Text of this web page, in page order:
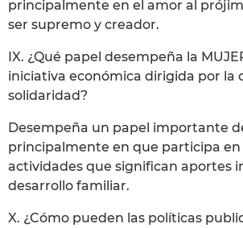
principalmente en el amor al
ser supremo y creador.
IX. ¿Qué papel desempeña la
iniciativa económica dirigida por la
solidaridad?
Desempeña un papel importante
principalmente en que participa en
actividades que significan aportes
desarrollo familiar.
X. ¿Cómo pueden las políticas